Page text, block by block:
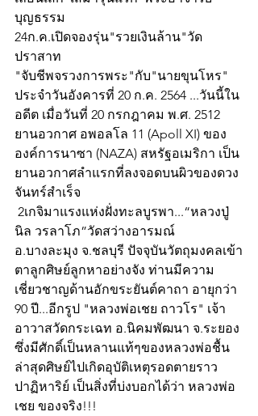
บุญธรรม
24ก.ค.เปิดจองรุ่น"รวยเงินล้าน"วัด
ปราสาท
"จับชีพจรวงการพระ"กับ"นายขุนโหร"
ประจำวันอังคารที่ 20 ก.ค. 2564 ...วันนี้ใน
อดีต เมื่อวันที่ 20 กรกฎาคม พ.ศ. 2512
ยานอวกาศ อพอลโล 11 (Apoll XI) ของ
องค์การนาซา (NAZA) สหรัฐอเมริกา เป็น
ยานอวกาศลำแรกที่ลงจอดบนผิวของดวง
จันทร์สำเร็จ
นิล วรลาโภ”วัดสว่างอารมณ์
อ.บางละมุง จ.ชลบุรี ปัจจุบันวัตถุมงคลเข้า
ตาลูกศิษย์ลูกหาอย่างจัง ท่านมีความ
เชี่ยวชาญด้านอักขระยันต์คาถา อายุกว่า
90 ปี...อีกรูป "หลวงพ่อเชย ถาวโร" เจ้า
อาวาสวัดกระเฉท อ.นิคมพัฒนา จ.ระยอง
ซึ่งมีศักดิ์เป็นหลานแท้ๆของหลวงพ่อชื้น
ล่าสุดศิษย์ไปเกิดอุบัติเหตุรอดตายราว
ปาฏิหาริย์ เป็นสิ่งที่บ่งบอกได้ว่า หลวงพ่อ
เชย ของจริง!!!